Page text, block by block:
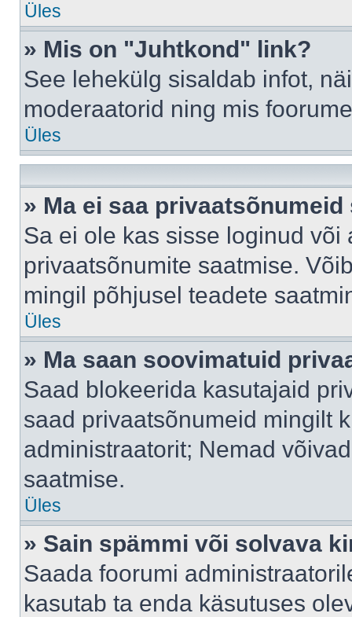
Üles
» Mis on "Juhtkond" link?
See lehekülg sisaldab infot,
moderaatorid ning mis
Üles
» Ma ei saa privaatsõnumeid
Sa ei ole kas sisse loginud
privaatsõnumite saatmise.
mingil põhjusel teadete
Üles
» Ma saan soovimatuid
Saad blokeerida kasutajaid
saad privaatsõnumeid mingilt
administraatorit; Nemad
saatmise.
Üles
» Sain spämmi või solvava
Saada foorumi
kasutab ta enda käsutuses